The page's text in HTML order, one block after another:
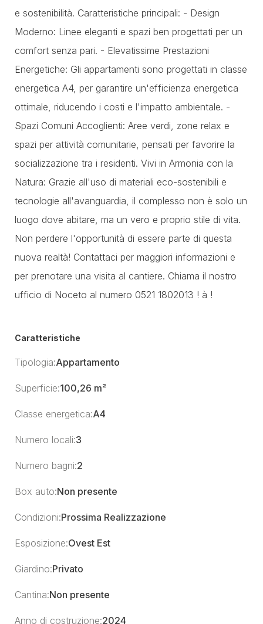
e sostenibilità. Caratteristiche principali: - Design
Moderno: Linee eleganti e spazi ben progettati per un
comfort senza pari. - Elevatissime Prestazioni
Energetiche: Gli appartamenti sono progettati in classe
energetica A4, per garantire un'efficienza energetica
ottimale, riducendo i costi e l'impatto ambientale. -
Spazi Comuni Accoglienti: Aree verdi, zone relax e
spazi per attività comunitarie, pensati per favorire la
socializzazione tra i residenti. Vivi in Armonia con la
Natura: Grazie all'uso di materiali eco-sostenibili e
tecnologie all'avanguardia, il complesso non è solo un
luogo dove abitare, ma un vero e proprio stile di vita.
Non perdere l'opportunità di essere parte di questa
nuova realtà! Contattaci per maggiori informazioni e
per prenotare una visita al cantiere. Chiama il nostro
ufficio di Noceto al numero 0521 1802013 ! à !
Caratteristiche
Tipologia:Appartamento
Superficie:100,26 m²
Classe energetica:A4
Numero locali:3
Numero bagni:2
Box auto:Non presente
Condizioni:Prossima Realizzazione
Esposizione:Ovest Est
Giardino:Privato
Cantina:Non presente
Anno di costruzione:2024